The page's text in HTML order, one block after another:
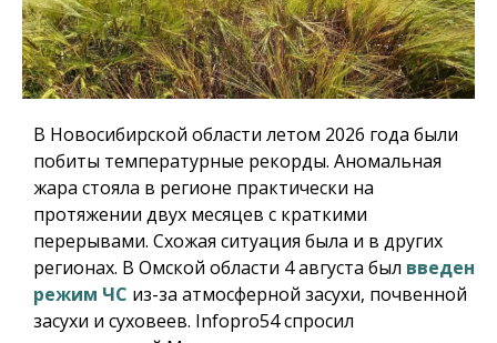
В Новосибирской области летом 2026 года были
побиты температурные рекорды. Аномальная
жара стояла в регионе практически на
протяжении двух месяцев с краткими
перерывами. Схожая ситуация была и в других
регионах. В Омской области 4 августа был введен
режим ЧС из-за атмосферной засухи, почвенной
засухи и суховеев. Infopro54спросил